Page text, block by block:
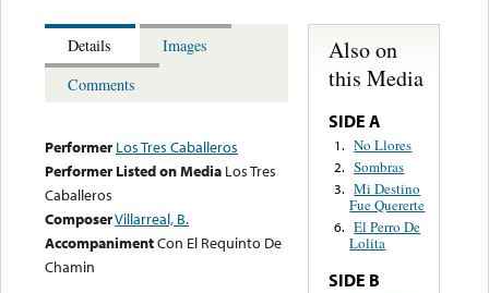
Details
Images
Comments
Performer Los Tres Caballeros
Performer Listed on Media Los Tres
Caballeros
ComposerVillarreal, B.
AccompanimentCon El Requinto De
Chamin
Also on
this Media
SIDE A
1. No Llores
2. Sombras
3. Mi Destino
Fue Quererte
6. El Perro De
Lolita
SIDE B